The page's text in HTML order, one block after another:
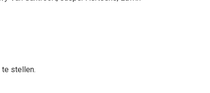
te stellen.